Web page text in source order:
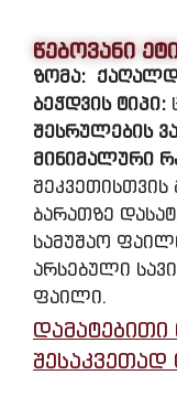
წებოვანი
ზომა:
ბეჭდვის ტიპი:
შესრულების
მინიმალური
შეკვეთისთვის
ბარათზე
სამუშაო
არსებული
ფაილი.